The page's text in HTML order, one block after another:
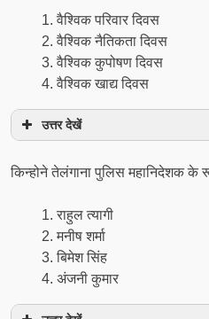
वैश्विक परिवार दिवस
वैश्विक नैतिकता दिवस
वैश्विक कुपोषण दिवस
वैश्विक खाद्य दिवस
उत्तर देखें
किन्होने तेलंगाना पुलिस महानिदेशक के
राहुल त्यागी
मनीष शर्मा
बिमेश सिंह
अंजनी कुमार